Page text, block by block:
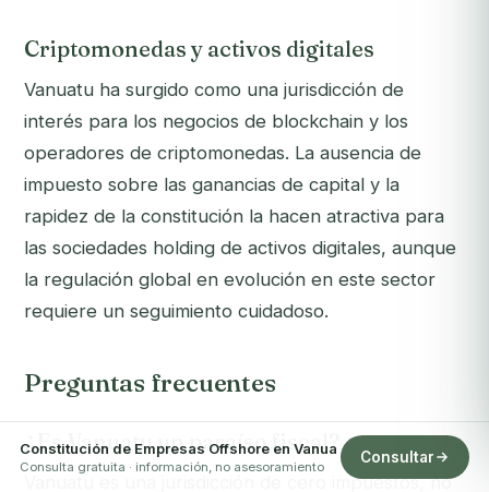
Criptomonedas y activos digitales
Vanuatu ha surgido como una jurisdicción de
interés para los negocios de blockchain y los
operadores de criptomonedas. La ausencia de
impuesto sobre las ganancias de capital y la
rapidez de la constitución la hacen atractiva para
las sociedades holding de activos digitales, aunque
la regulación global en evolución en este sector
requiere un seguimiento cuidadoso.
Preguntas frecuentes
¿Es Vanuatu un paraíso fiscal?
Vanuatu es una jurisdicción de cero impuestos, no
Constitución de Empresas Offshore en Vanua
Consulta gratuita · información, no asesoramiento
Consultar